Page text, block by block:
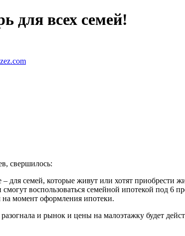
для всех семей!
свершилось:
для семей, которые живут или хотят
смогут воспользоваться семейной ипотекой под 6
момент оформления ипотеки.
и рынок и цены на малоэтажку будет